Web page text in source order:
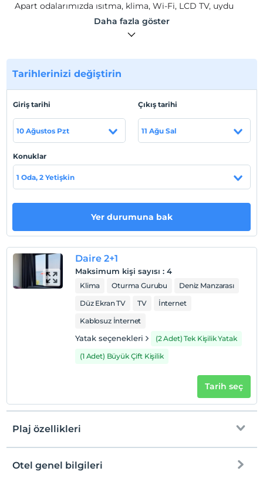
Apart odalarımızda ısıtma, klima, Wi-Fi, LCD TV, uydu
kanalları, mutfak ve mutfak gereçleri, banyo, duş, banyo
buklet malzemeleri gibi olanaklar sunulur.
Balıkesir Marmara Adası'nda Manastır Koyu'nda
Sahil
Haritada Göster
Check/in
En erken saat 14:00 ve sonrası
Check/out
En geç saat 12:00 ve öncesi
Evcil hayvan kabul edilmemektedir.
Odalarda sigara içilmez
Her bir oda için 6 yaşına kadar 1 çocuk ücretsizdir
Daha fazla göster
Tarihlerinizi değiştirin
Giriş tarihi
10 Ağustos Pzt
Çıkış tarihi
11 Ağu Sal
Konuklar
1 Oda, 2 Yetişkin
Yer durumuna bak
Daire 2+1
Maksimum kişi sayısı : 4
Klima Oturma Gurubu
Deniz Manzarası
Düz Ekran TV
TV
İnternet
Kablosuz İnternet
Yatak seçenekleri
(2 Adet) Tek Kişilik Yatak
(1 Adet) Büyük Çift Kişilik
Tarih seç
Plaj özellikleri
Plaja 50 metre mesafededir
Otel genel bilgileri